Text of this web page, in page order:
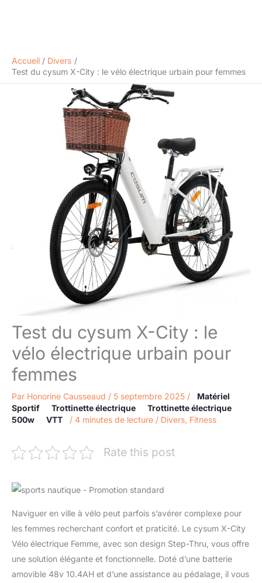
Accueil
Divers
Test du cysum X-City : le vélo électrique urbain pour femmes
Test du cysum X-City : le
vélo électrique urbain pour
femmes
Par Honorine Causseaud / 5 septembre 2025 /
Matériel
Sportif
Trottinette électrique
Trottinette électrique
500w
VTT / 4 minutes de lecture / Divers, Fitness
Rate this post
Naviguer en ville à vélo peut parfois s’avérer complexe pour
les femmes recherchant confort et praticité. Le cysum X-City
Vélo électrique Femme, avec son design Step-Thru, vous offre
une solution élégante et fonctionnelle. Doté d’une batterie
amovible 48v 10.4AH et d’une assistance au pédalage, il vous